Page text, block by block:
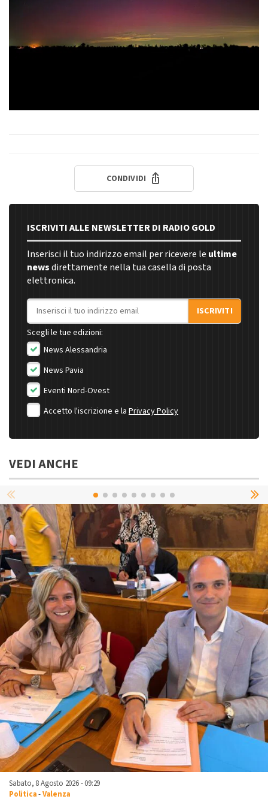
CONDIVIDI
ISCRIVITI ALLE NEWSLETTER DI RADIO GOLD
Inserisci il tuo indirizzo email per ricevere le ultime
newsdirettamente nella tua casella di posta
elettronica.
Indirizzo email
ISCRIVITI
Scegli le tue edizioni:
News Alessandria
News Pavia
Eventi Nord-Ovest
Accetto l'iscrizione e la Privacy Policy
VEDI ANCHE
Sabato, 8 Agosto 2026 - 09:29
Politica-Valenza